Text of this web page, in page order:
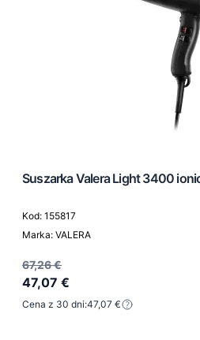
Suszarka Valera Light 3400
Kod: 155817
Marka: VALERA
67,26 €
47,07 €
Cena z 30 dni:47,07 €